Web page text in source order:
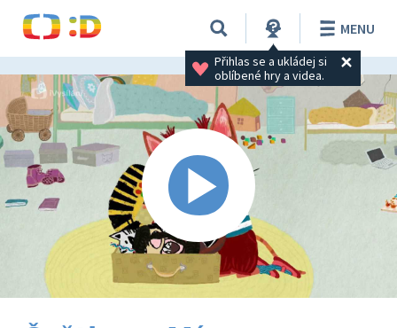
Přihlas se a ukládej si
oblíbené hry a videa.
MENU